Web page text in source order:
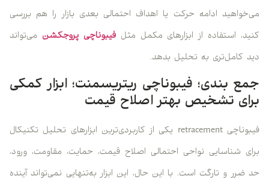
می‌خواهید ادامه حرکت یا اهداف احتمالی بعدی بازار را هم بررسی
کنید، استفاده از ابزارهای مکمل مثلفیبوناچی پروجکشن می‌تواند
دید کامل‌تری به تحلیل بدهد.
جمع بندی؛ فیبوناچی ریتریسمنت؛ ابزار کمکی
برای تشخیص بهتر اصلاح قیمت
فیبوناچی retracement یکی از کاربردی‌ترین ابزارهای تحلیل تکنیکال
برای شناسایی نواحی احتمالی اصلاح قیمت، حمایت، مقاومت، ورود،
حد ضرر و تارگت است. با این حال، این ابزار به‌تنهایی نمی‌تواند آینده